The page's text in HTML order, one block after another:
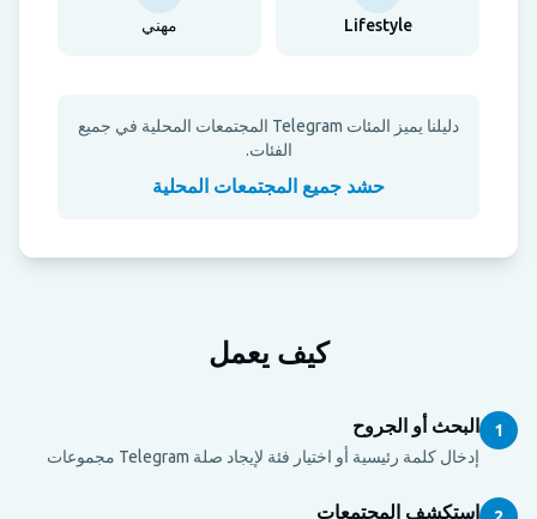
Lifestyle مهني
دليلنا يميز المئات Telegram المجتمعات المحلية في جميع
الفئات.
حشد جميع المجتمعات المحلية
كيف يعمل
1 البحث أو الجروح
إدخال كلمة رئيسية أو اختيار فئة لإيجاد صلة Telegram مجموعات
استكشف المجتمعات